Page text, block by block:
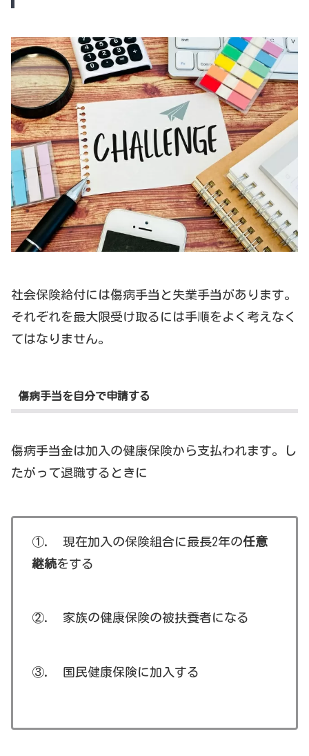
社会保険給付には傷病手当と失業手当があります。
それぞれを最大限受け取るには手順をよく考えなく
てはなりません。
傷病手当を自分で申請する
傷病手当金は加入の健康保険から支払われます。し
たがって退職するときに
①. 現在加入の保険組合に最長2年の任意
継続をする
②. 家族の健康保険の被扶養者になる
③. 国民健康保険に加入する